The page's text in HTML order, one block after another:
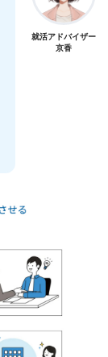
就活アドバイザー
京香